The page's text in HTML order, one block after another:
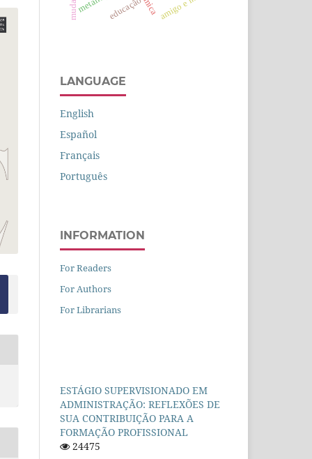
educação
LANGUAGE
English
Español
Français
Português
INFORMATION
For Readers
For Authors
For Librarians
ESTÁGIO SUPERVISIONADO EM
ADMINISTRAÇÃO: REFLEXÕES DE
SUA CONTRIBUIÇÃO PARA A
FORMAÇÃO PROFISSIONAL
24475